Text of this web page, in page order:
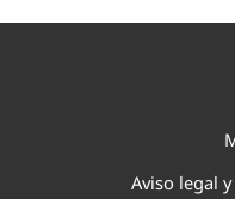
Aviso legal